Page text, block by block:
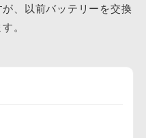
、以前バッテリーを交換
。